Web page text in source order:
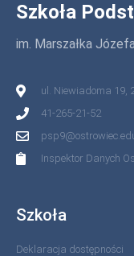
Szkoła
im. Marszałka
ul. Niewiadoma 19,
41-265-21-52
Inspektor Danych
Szkoła
Deklaracja dostępności